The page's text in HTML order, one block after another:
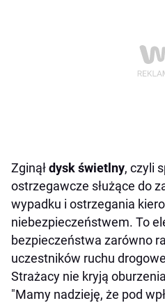
Zginąłdysk świetlny, czyli
ostrzegawcze służące do
wypadku i ostrzegania
niebezpieczeństwem. To
bezpieczeństwa zarówno
uczestników ruchu
Strażacy nie kryją
"Mamy nadzieję, że pod